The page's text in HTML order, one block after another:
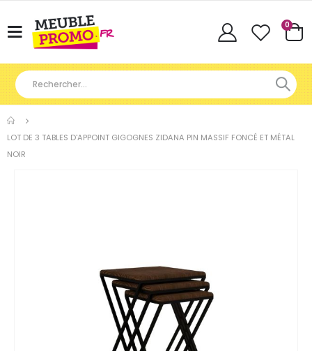
Basculer
Cart
0
LOT DE 3 TABLES D'APPOINT GIGOGNES ZIDANA PIN MASSIF FONCÉ ET MÉTAL
NOIR